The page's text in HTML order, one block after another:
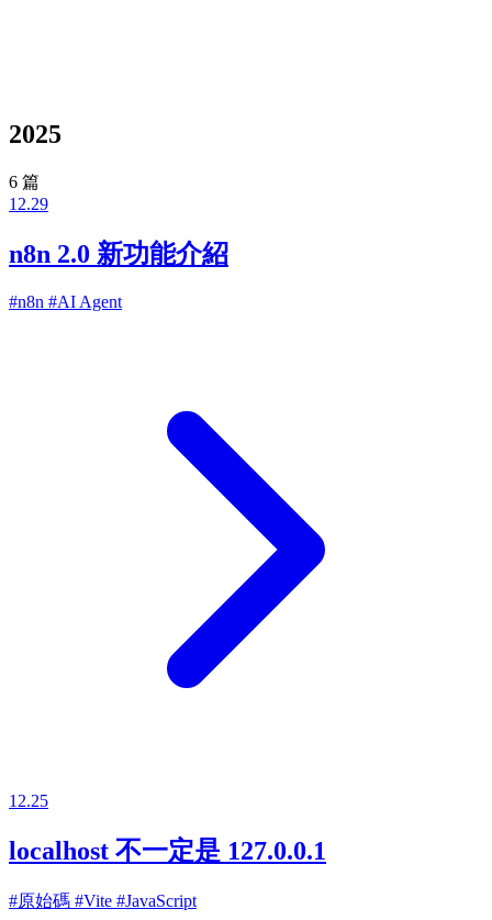
2025
6 篇
12.29
n8n 2.0 新功能介紹
#n8n #AI Agent
12.25
localhost 不一定是 127.0.0.1
#原始碼 #Vite #JavaScript